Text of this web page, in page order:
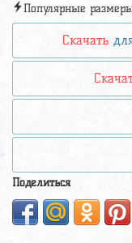
Популярные
Скачать
Поделиться